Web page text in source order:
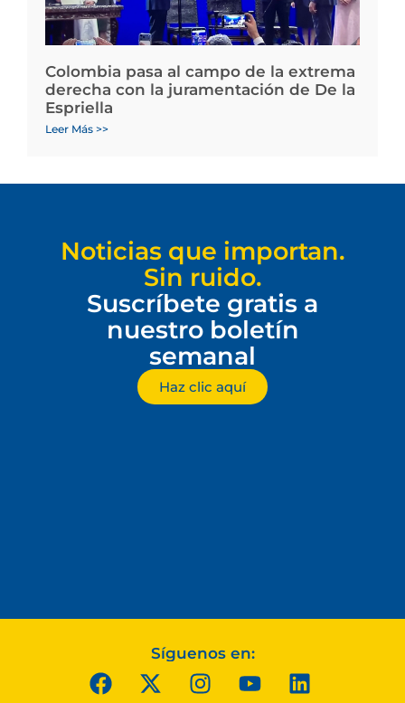
Colombia pasa al campo de la extrema
derecha con la juramentación de De la
Espriella
Leer Más >>
Noticias que importan.
Sin ruido.
Suscríbete gratis a
nuestro boletín
semanal
Haz clic aquí
Síguenos en: